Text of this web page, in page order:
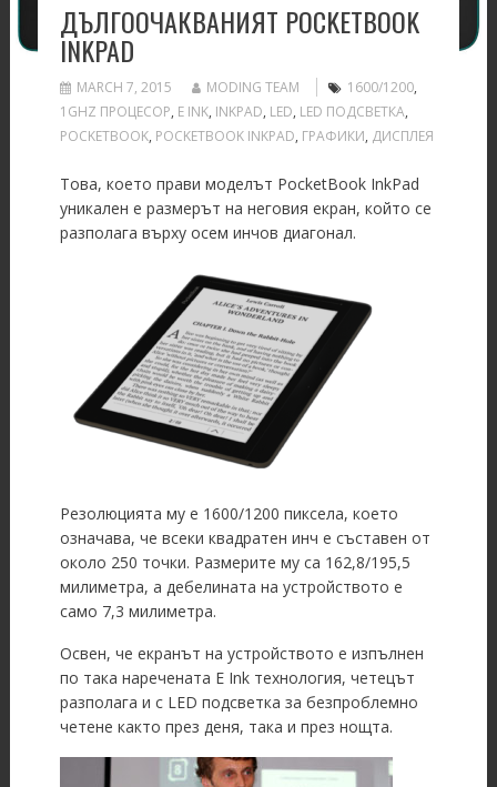
ДЪЛГООЧАКВАНИЯТ POCKETBOOK
INKPAD
MARCH 7, 2015 MODING TEAM 1600/1200,
1GHZ ПРОЦЕСОР, E INK, INKPAD, LED, LED ПОДСВЕТКА,
POCKETBOOK, POCKETBOOK INKPAD, ГРАФИКИ, ДИСПЛЕЯ
Това, което прави моделът PocketBook InkPad
уникален е размерът на неговия екран, който се
разполага върху осем инчов диагонал.
Резолюцията му е 1600/1200 пиксела, което
означава, че всеки квадратен инч е съставен от
около 250 точки. Размерите му са 162,8/195,5
милиметра, а дебелината на устройството е
само 7,3 милиметра.
Освен, че екранът на устройството е изпълнен
по така наречената E Ink технология, четецът
разполага и с LED подсветка за безпроблемно
четене както през деня, така и през нощта.